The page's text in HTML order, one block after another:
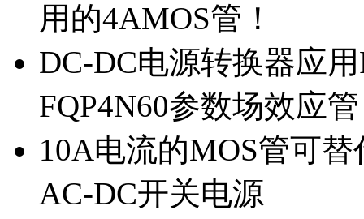
用的4AMOS管！
DC-DC电源转换器应
FQP4N60参数场效应
10A电流的MOS管可
AC-DC开关电源